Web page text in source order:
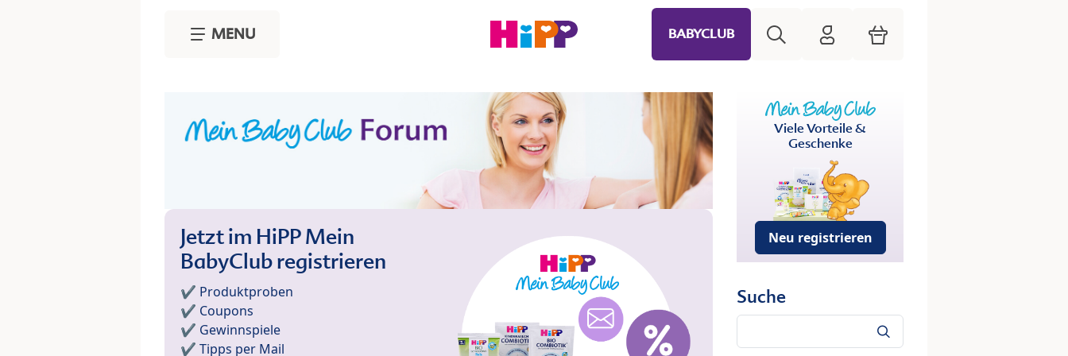
MENU BABYCLUB HiPP Mein Babyclub
Warenkorb
Jetzt im HiPP Mein
BabyClub registrieren
✔️ Produktproben
✔️ Coupons
✔️ Gewinnspiele
✔️ Tipps per Mail
Viele Vorteile &
Geschenke
Neu registrieren
Suche